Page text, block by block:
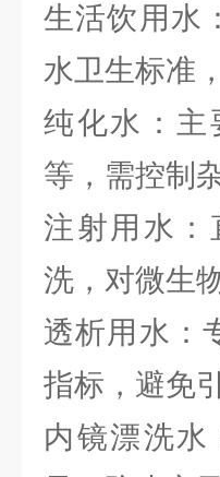
生活饮用水
水卫生标准
纯化水：主
等，需控制
注射用水：
洗，对微生
透析用水：
指标，避免
内镜漂洗